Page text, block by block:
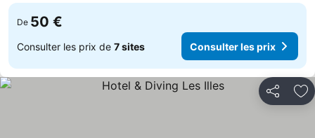
De 50 €
Consulter les prix de 7 sites Consulter les prix
Partager